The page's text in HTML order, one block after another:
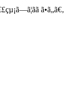
ã•ã„ã€‚